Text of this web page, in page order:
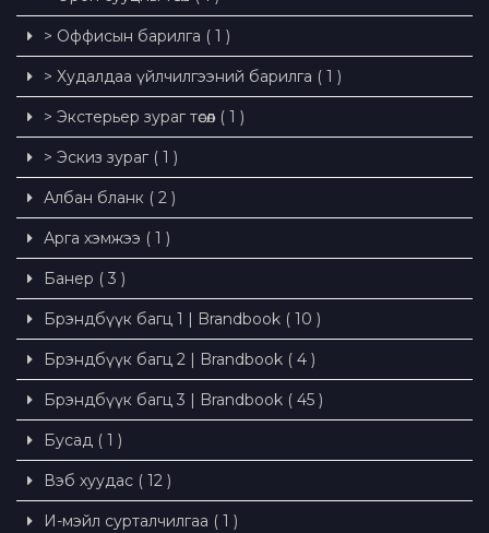
> Оффисын барилга ( 1 )
> Худалдаа үйлчилгээний барилга ( 1 )
> Экстерьер зураг төсөл ( 1 )
> Эскиз зураг ( 1 )
Албан бланк ( 2 )
Арга хэмжээ ( 1 )
Банер ( 3 )
Брэндбүүк багц 1 | Brandbook ( 10 )
Брэндбүүк багц 2 | Brandbook ( 4 )
Брэндбүүк багц 3 | Brandbook ( 45 )
Бусад ( 1 )
Вэб хуудас ( 12 )
И-мэйл сурталчилгаа ( 1 )